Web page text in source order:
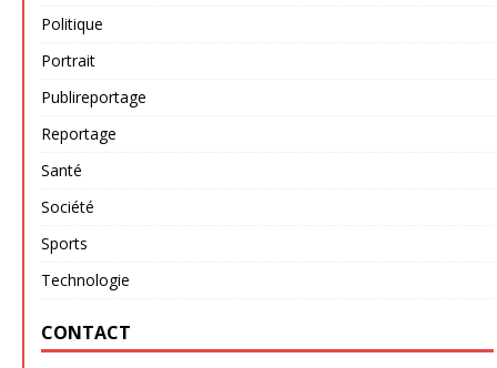
Politique
Portrait
Publireportage
Reportage
Santé
Société
Sports
Technologie
CONTACT